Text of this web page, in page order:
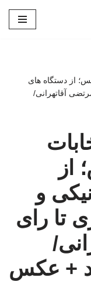
از دستگاه های
آقاتهرانی/
از
و
تا رای
+ عکس